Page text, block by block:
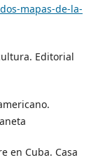
mapas-de-la-
Editorial
en Cuba. Casa